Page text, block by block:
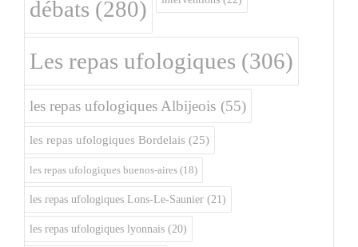
débats (280)
Les repas ufologiques (306)
les repas ufologiques Albijeois (55)
les repas ufologiques Bordelais (25)
les repas ufologiques buenos-aires (18)
les repas ufologiques Lons-Le-Saunier (21)
les repas ufologiques lyonnais (20)